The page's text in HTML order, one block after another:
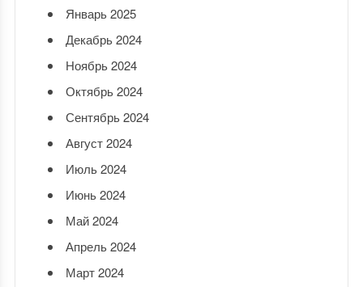
Январь 2025
Декабрь 2024
Ноябрь 2024
Октябрь 2024
Сентябрь 2024
Август 2024
Июль 2024
Июнь 2024
Май 2024
Апрель 2024
Март 2024